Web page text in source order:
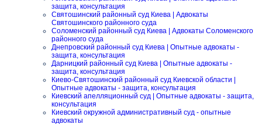
защита, консультация
Святошинский районный суд Киева | Адвокаты
Святошинского районного суда
Соломенский районный суд Киева | Адвокаты Соломенского
районного суда
Днепровский районный суд Киева | Опытные адвокаты -
защита, консультация
Дарницкий районный суд Киева | Опытные адвокаты -
защита, консультация
Киево-Святошинский районный суд Киевской области |
Опытные адвокаты - защита, консультация
Киевский апелляционный суд | Опытные адвокаты - защита,
консультация
Киевский окружной административный суд - опытные
адвокаты